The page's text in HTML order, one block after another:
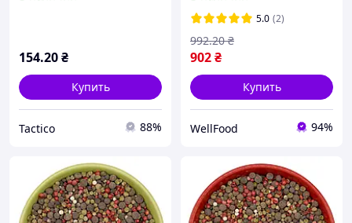
154.20₴
Купить
Tactico 88%
5.0 (2)
902₴
992.20 ₴
Купить
WellFood 94%